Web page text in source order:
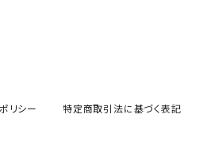
リシー 特定商取引法に基づく表記